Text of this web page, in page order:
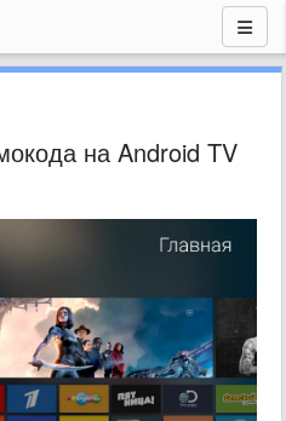
на Android TV